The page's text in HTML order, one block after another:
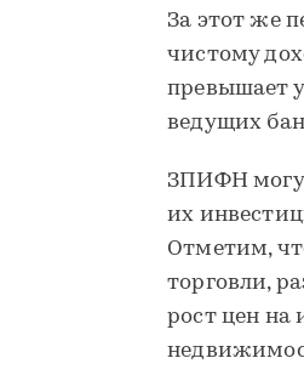
За этот же
чистому
превышает
ведущих
ЗПИФН
их
Отметим,
торговли,
рост цен на